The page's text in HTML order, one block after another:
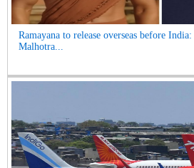
Ramayana to release overseas before
Malhotra...